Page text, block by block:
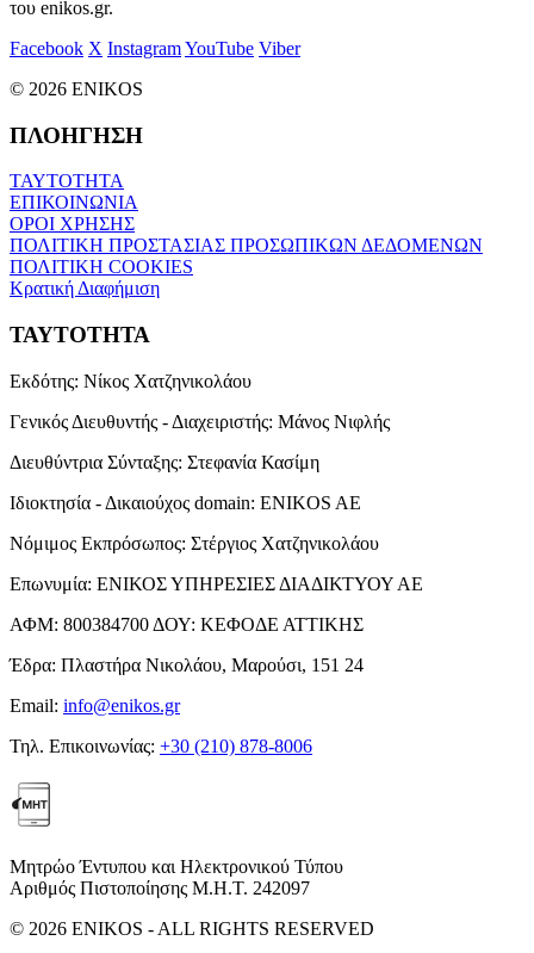
του enikos.gr.
Facebook X InstagramYouTube Viber
© 2026 ENIKOS
ΠΛΟΗΓΗΣΗ
ΤΑΥΤΟΤΗΤΑ
ΕΠΙΚΟΙΝΩΝΙΑ
ΟΡΟΙ ΧΡΗΣΗΣ
ΠΟΛΙΤΙΚΗ ΠΡΟΣΤΑΣΙΑΣ ΠΡΟΣΩΠΙΚΩΝ ΔΕΔΟΜΕΝΩΝ
ΠΟΛΙΤΙΚΗ COOKIES
Κρατική Διαφήμιση
ΤΑΥΤΟΤΗΤΑ
Εκδότης: Νίκος Χατζηνικολάου
Γενικός Διευθυντής - Διαχειριστής: Μάνος Νιφλής
Διευθύντρια Σύνταξης: Στεφανία Κασίμη
Ιδιοκτησία - Δικαιούχος domain: ENIKOS AE
Νόμιμος Εκπρόσωπος: Στέργιος Χατζηνικολάου
Επωνυμία: ΕΝΙΚΟΣ ΥΠΗΡΕΣΙΕΣ ΔΙΑΔΙΚΤΥΟΥ ΑΕ
ΑΦΜ: 800384700 ΔΟΥ: ΚΕΦΟΔΕ ΑΤΤΙΚΗΣ
Έδρα: Πλαστήρα Νικολάου, Μαρούσι, 151 24
Email: info@enikos.gr
Τηλ. Επικοινωνίας: +30 (210) 878-8006
Μητρώο Έντυπου και Ηλεκτρονικού Τύπου
Αριθμός Πιστοποίησης Μ.Η.Τ. 242097
© 2026 ENIKOS - ALL RIGHTS RESERVED